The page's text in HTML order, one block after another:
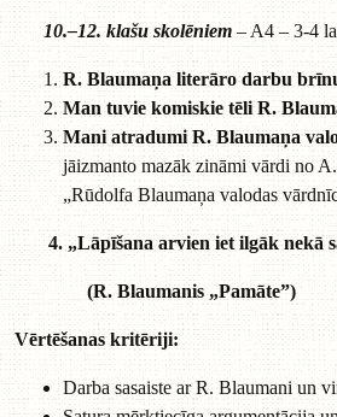
10.–12. klašu skolēniem– A4 – 3-4
R. Blaumaņa literāro darbu
Man tuvie komiskie tēli R.
Mani atradumi R. Blaumaņa
jāizmanto mazāk zināmi vārdi no
„Rūdolfa Blaumaņa valodas
4. „Lāpīšana arvien iet ilgāk nekā
(R. Blaumanis „Pamāte”)
Vērtēšanas kritēriji:
Darba sasaiste ar R. Blaumani un